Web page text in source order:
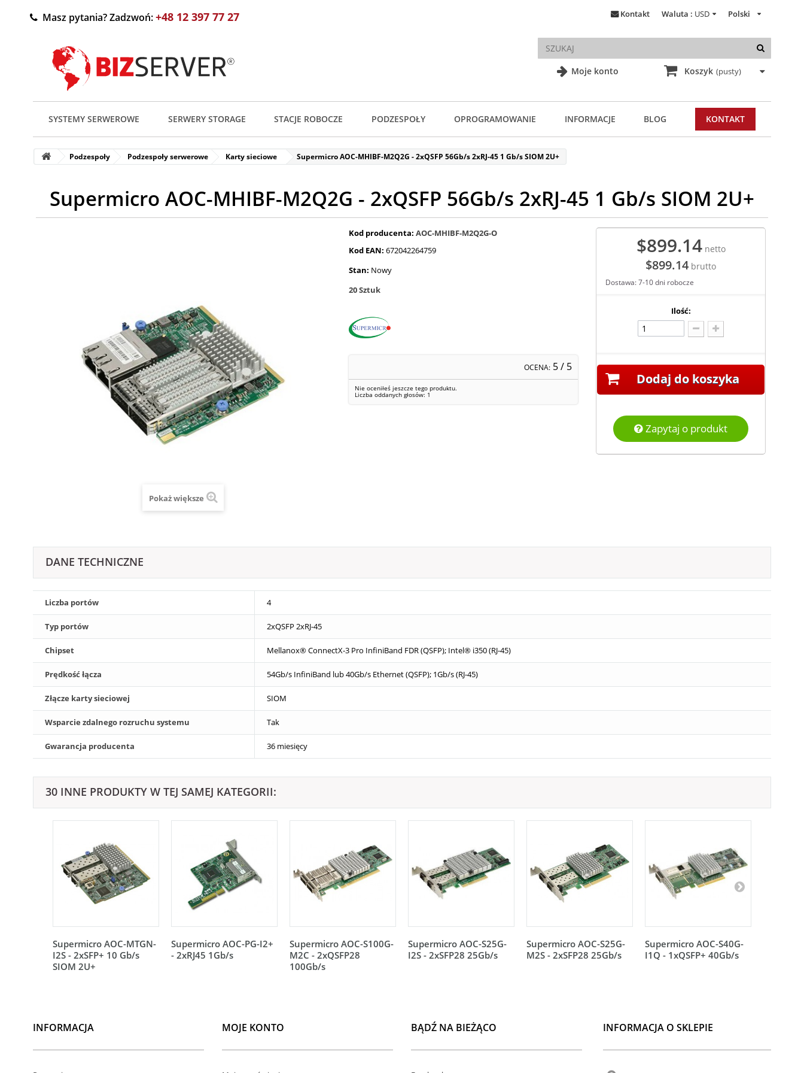
Moje konto
Polski
Waluta : USD
Kontakt
Masz pytania? Zadzwoń:+48 12 397 77 27
Koszyk (pusty)
SYSTEMY SERWEROWE SERWERY STORAGE STACJE ROBOCZE PODZESPOŁY OPROGRAMOWANIE INFORMACJE BLOG KONTAKT
Podzespoły Podzespoły serwerowe Karty sieciowe Supermicro AOC-MHIBF-M2Q2G - 2xQSFP 56Gb/s 2xRJ-45 1 Gb/s SIOM 2U+
Supermicro AOC-MHIBF-M2Q2G - 2xQSFP 56Gb/s 2xRJ-45 1 Gb/s SIOM 2U+
Pokaż większe
Kod producenta: AOC-MHIBF-M2Q2G-O
Kod EAN: 672042264759
Stan: Nowy
20Sztuk
OCENA: 5/ 5
Nie oceniłeś jeszcze tego produktu.
Liczba oddanych głosów: 1
$899.14netto
$899.14 brutto
Dostawa: 7-10 dni robocze
Ilość:
Dodaj do koszyka
Zapytaj o produkt
DANE TECHNICZNE
Liczba portów 4
Typ portów 2xQSFP 2xRJ-45
Chipset Mellanox® ConnectX-3 Pro InfiniBand FDR (QSFP); Intel® i350 (RJ-45)
Prędkość łącza 54Gb/s InfiniBand lub 40Gb/s Ethernet (QSFP); 1Gb/s (RJ-45)
Złącze karty sieciowej SIOM
Wsparcie zdalnego rozruchu systemu Tak
Gwarancja producenta 36 miesięcy
30 INNE PRODUKTY W TEJ SAMEJ KATEGORII:
Supermicro AOC-MTGN-
I2S - 2xSFP+ 10 Gb/s
SIOM 2U+
Supermicro AOC-PG-I2+
- 2xRJ45 1Gb/s
Supermicro AOC-S100G-
M2C - 2xQSFP28
100Gb/s
Supermicro AOC-S25G-
I2S - 2xSFP28 25Gb/s
Supermicro AOC-S25G-
M2S - 2xSFP28 25Gb/s
Supermicro AOC-S40G-
I1Q - 1xQSFP+ 40Gb/s
INFORMACJA MOJE KONTO BĄDŹ NA BIEŻĄCO INFORMACJA O SKLEPIE